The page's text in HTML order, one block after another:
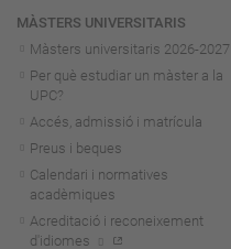
MÀSTERS UNIVERSITARIS
Màsters universitaris 2026-2027
Per què estudiar un màster a la
UPC?
Accés, admissió i matrícula
Preus i beques
Calendari i normatives
acadèmiques
Acreditació i reconeixement
d'idiomes